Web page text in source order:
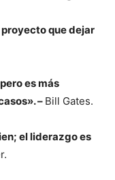
que dejar
es más
– Bill Gates.
el liderazgo es